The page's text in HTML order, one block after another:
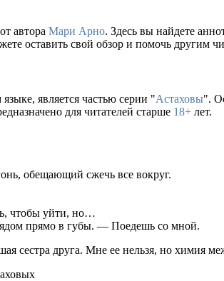
автора Мари Арно. Здесь вы найдете
оставить свой обзор и помочь другим
является частью серии "Астаховы".
для читателей старше 18+ лет.
обещающий сжечь все вокруг.
чтобы уйти, но…
прямо в губы. — Поедешь со мной.
друга. Мне ее нельзя, но химия